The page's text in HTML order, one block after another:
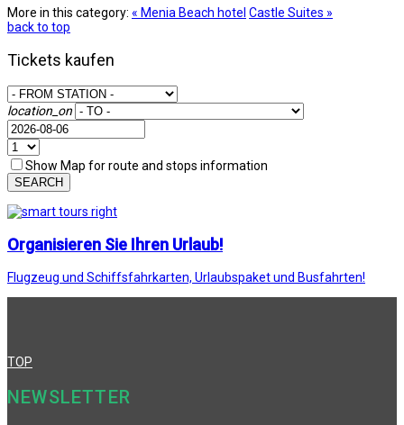
More in this category: « Menia Beach hotel Castle Suites »
back to top
Tickets kaufen
location_on
Show Map for route and stops information
SEARCH
Organisieren Sie Ihren Urlaub!
Flugzeug und Schiffsfahrkarten, Urlaubspaket und Busfahrten!
TOP
NEWSLETTER